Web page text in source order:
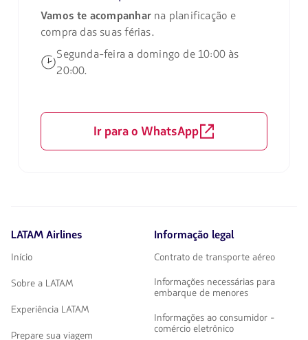
Vamos te acompanharna planificação e
compra das suas férias.
Segunda-feira a domingo de 10:00 às
20:00.
Ir para o WhatsApp
LATAM Airlines
Início
Sobre a LATAM
Experiência LATAM
Prepare sua viagem
Informação legal
Contrato de transporte aéreo
Informações necessárias para
embarque de menores
Informações ao consumidor -
comércio eletrônico